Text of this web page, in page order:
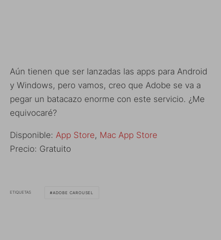
Aún tienen que ser lanzadas las apps para Android
y Windows, pero vamos, creo que Adobe se va a
pegar un batacazo enorme con este servicio. ¿Me
equivocaré?
Disponible: App Store, Mac App Store
Precio: Gratuito
ETIQUETAS ADOBE CAROUSEL